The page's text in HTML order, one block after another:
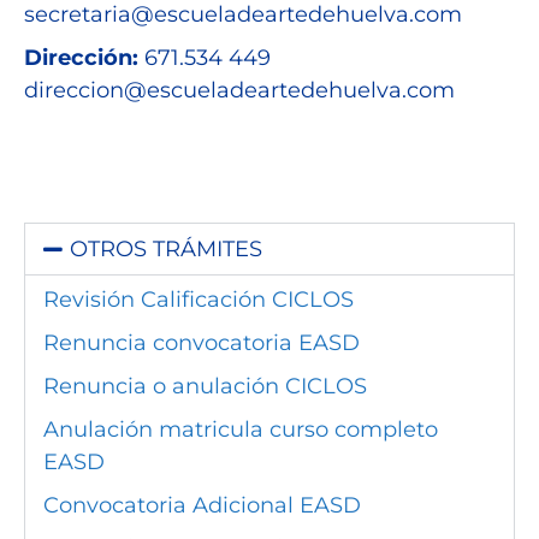
secretaria@escueladeartedehuelva.com
Dirección: 671.534 449
direccion@escueladeartedehuelva.com
OTROS TRÁMITES
Revisión Calificación CICLOS
Renuncia convocatoria EASD
Renuncia o anulación CICLOS
Anulación matricula curso completo
EASD
Convocatoria Adicional EASD